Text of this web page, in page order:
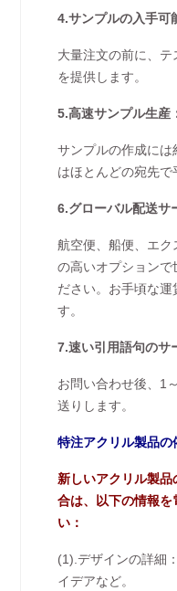
4.サンプルの入手可
大量注文の前に、
を提供します。
5.高速サンプル生産
サンプルの作成には
はほとんどの宛先で
6.グローバル配送サ
航空便、船便、エ
の高いオプションで
ださい。お手頃な運
す。
7.速い引用語句のサ
お問い合わせ後、1
送りします。
特注アクリル製品の
新しいアクリル製
合は、以下の情報を
い：
(1).デザインの詳細
イデアなど。